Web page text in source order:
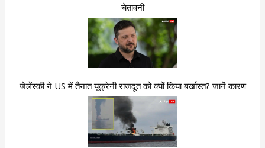
चेतावनी
जेलेंस्की ने US में तैनात यूक्रेनी राजदूत को क्यों किया बर्खास्त? जानें कारण